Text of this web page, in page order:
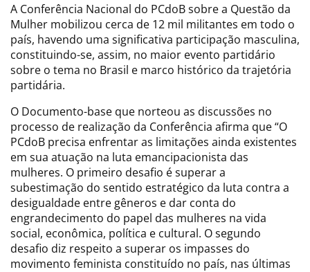
A Conferência Nacional do PCdoB sobre a Questão da
Mulher mobilizou cerca de 12 mil militantes em todo o
país, havendo uma significativa participação masculina,
constituindo-se, assim, no maior evento partidário
sobre o tema no Brasil e marco histórico da trajetória
partidária.
O Documento-base que norteou as discussões no
processo de realização da Conferência afirma que “O
PCdoB precisa enfrentar as limitações ainda existentes
em sua atuação na luta emancipacionista das
mulheres. O primeiro desafio é superar a
subestimação do sentido estratégico da luta contra a
desigualdade entre gêneros e dar conta do
engrandecimento do papel das mulheres na vida
social, econômica, política e cultural. O segundo
desafio diz respeito a superar os impasses do
movimento feminista constituído no país, nas últimas